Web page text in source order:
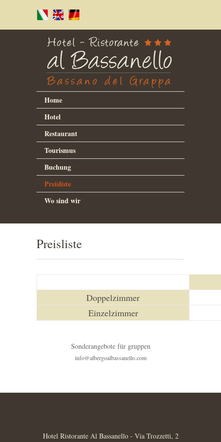
Home
Hotel
Restaurant
Tourismus
Buchung
Preisliste
Wo sind wir
Preisliste
Doppelzimmer
Einzelzimmer
Sonderangebote für gruppen
info@albergoalbassanello.com
Hotel Ristorante Al Bassanello - Via Trozzetti, 2